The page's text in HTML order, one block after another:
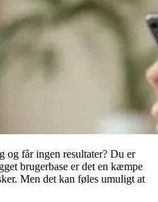
og får ingen resultater? Du er
brugerbase er det en kæmpe
Men det kan føles umuligt at